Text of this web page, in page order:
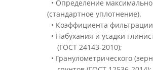
• Определение
(стандартное уплотнение).
• Коэффициента
• Набухания и усадки
(ГОСТ 24143-2010);
• Гранулометрического